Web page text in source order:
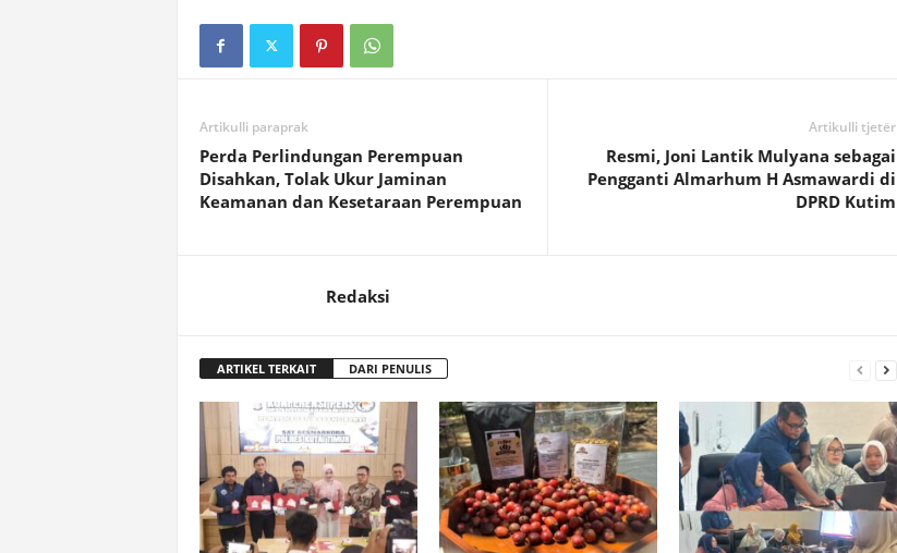
Artikulli paraprak
Perda Perlindungan Perempuan
Disahkan, Tolak Ukur Jaminan
Keamanan dan Kesetaraan Perempuan
Artikulli tjetër
Resmi, Joni Lantik Mulyana sebagai
Pengganti Almarhum H Asmawardi di
DPRD Kutim
Redaksi
ARTIKEL TERKAIT DARI PENULIS